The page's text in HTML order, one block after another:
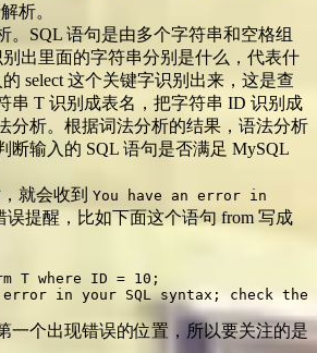
析。
。SQL 语句是由多个字符串和空格组
出里面的字符串分别是什么，代表什
select 这个关键字识别出来，这是查
串 T 识别成表名，把字符串 ID 识别成
分析。根据词法分析的结果，语法分析
断输入的 SQL 语句是否满足 MySQL
就会收到 You have an error in
误提醒，比如下面这个语句 from 写成
T where ID = 10;
error in your SQL syntax; check
一个出现错误的位置，所以要关注的是